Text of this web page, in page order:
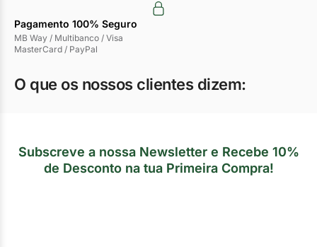
Pagamento 100% Seguro
MB Way / Multibanco / Visa
MasterCard / PayPal
O que os nossos clientes dizem:
Subscreve a nossa Newsletter e Recebe 10%
de Desconto na tua Primeira Compra!